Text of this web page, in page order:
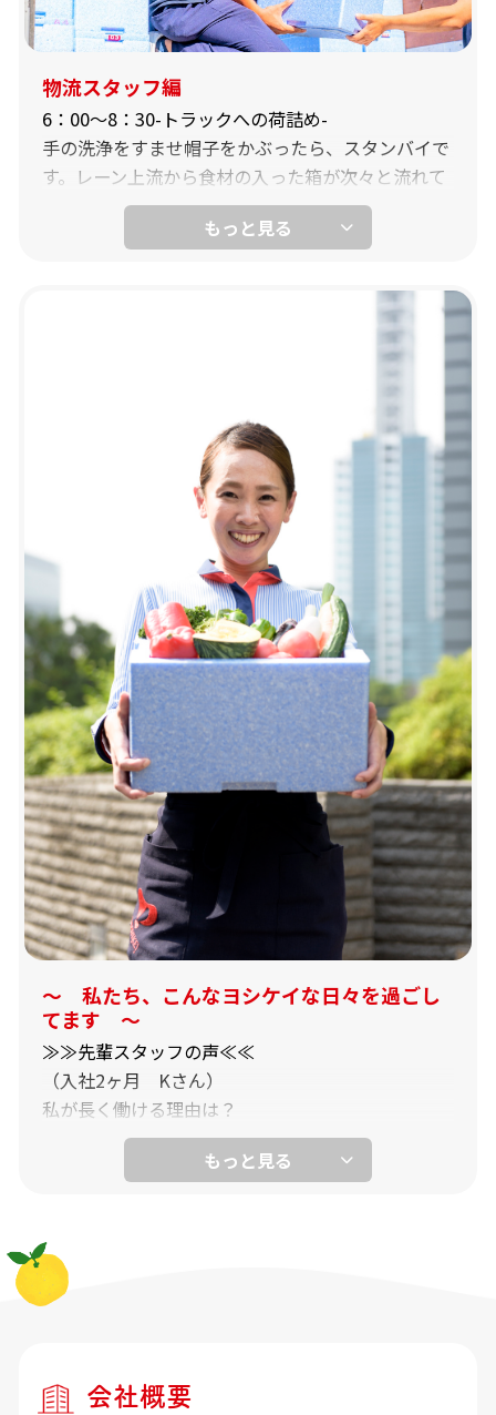
お客さまから頂いた大切なご注文用紙。注文伝票の
読取機に通すのが朝一のしごと。「あれ？おかしい
な、これ注文間違いかも？」すぐにスタッフへ連
絡。「すいません助かりました。ありがとうござい
ます。」スタッフからのお礼の言葉。
あなたが気づくことも沢山！無事お客様に正しい夕
食材料をお届けすることができます。そのほか、入
金伝票と実際の集金額との照合作業をしたり、専用
ッフとお客様との懸け橋になる仕事をお任せしま
す。いずれの仕事も手順が決まっているので、それ
お客さまから頂いたご注文の数に合わせ、食材ごと
メーカーさんへWebやFAXで発注するしごと。「こ
っちの方が安くて良いトマト！」「今日のレタス鮮
度はどうかな？」と直接加工場に足を運んで、食材
の吟味もあなたの腕のみせどころ。お客様が直接口
にするものだから“目利き”“主婦感”も試されます
(笑)
経験を積んで頂くと“発注事務スタッフおすすめの
逸品販売”にも参加！「こんな、おっきなしいたけ
見たことない」や「この干しいも最高だから売れる
かも？」といった商品選定にも関わるおしごとも。
事務スタッフ？バイヤー？なかなかやりがいのある
ポジションだと思いません？
物流スタッフ編
6：00～8：30-トラックへの荷詰め-
手の洗浄をすませ帽子をかぶったら、スタンバイで
す。レーン上流から食材の入った箱が次々と流れて
きます。その箱を役割分担して、中型トラックに積
箱積み完了後、大宮本社、大阪本社からそれぞれ、
各営業所に向けて出発します。最終的に数千件のご
家庭の食卓を彩ることになる食材を安全に営業所に
9：00～10：00-営業所での荷下ろしと空箱の回収-
営業所では、各ご家庭に食材を配達する20名前後の
女性ドライバーたちが待ち受けています。到着した
ら、全員で荷降ろしを開始します。たまに、トラッ
クから流れてくる箱を待ち受ける営業配達の女性た
ちから「がんばって～
」と声が飛ぶこともありま
す（笑）
降ろし終わったら、次は前日に回収してきた空箱を
中型トラックに積み込みます。
10：00～10：30-営業所便の運転-
必要なものを全部積み終えたら、トラックを発進さ
せ本社への帰路につきます。
10：30～12：00-空箱の片づけ-
営業所から戻ってきたら、空箱の荷下ろしをして消
毒洗浄をしてから、翌朝の出荷のために空箱を所定
の場所に片づけます。
～ 私たち、こんなヨシケイな日々を過ごし
てます ～
≫≫先輩スタッフの声≪≪
（入社2ヶ月 Kさん）
私が長く働ける理由は？
派遣の仕事をしていたので、正社員で働けることに
も知らなかったですし、調べていくうちに「女性に
とって働きやすそうだな」と興味が湧いたのが応募
の一番の理由でした。
日や寒い日、暑い日など関係なく、お客様が待って
会社概要